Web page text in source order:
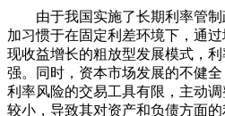
由于我国实施了长期利率管制
加习惯于在固定利差环境下，通
现收益增长的粗放型发展模式，
强。同时，资本市场发展的不健
利率风险的交易工具有限，主动
较小，导致其对资产和负债方面